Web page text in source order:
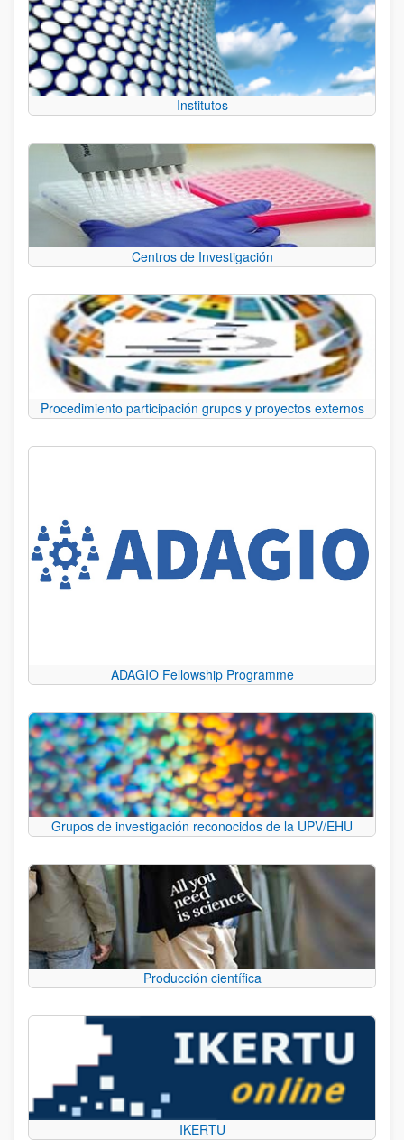
Institutos
Centros de Investigación
Procedimiento participación grupos y proyectos externos
ADAGIO Fellowship Programme
Grupos de investigación reconocidos de la UPV/EHU
Producción científica
IKERTU